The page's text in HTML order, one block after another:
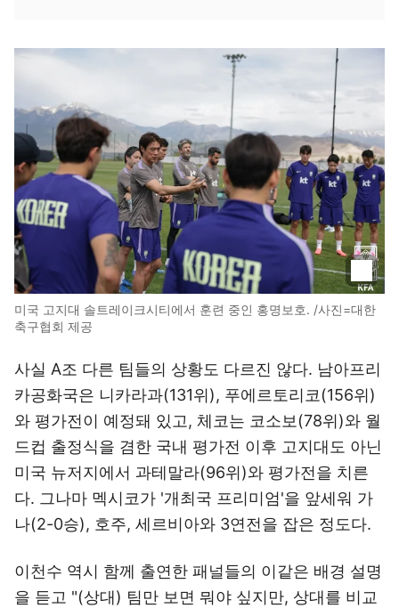
미국 고지대 솔트레이크시티에서 훈련 중인 홍명보호. /사진=대한
축구협회 제공
사실 A조 다른 팀들의 상황도 다르진 않다. 남아프리
카공화국은 니카라과(131위), 푸에르토리코(156위)
와 평가전이 예정돼 있고, 체코는 코소보(78위)와 월
드컵 출정식을 겸한 국내 평가전 이후 고지대도 아닌
미국 뉴저지에서 과테말라(96위)와 평가전을 치른
다. 그나마 멕시코가 '개최국 프리미엄'을 앞세워 가
나(2-0승), 호주, 세르비아와 3연전을 잡은 정도다.
이천수 역시 함께 출연한 패널들의 이같은 배경 설명
을 듣고 "(상대) 팀만 보면 뭐야 싶지만, 상대를 비교